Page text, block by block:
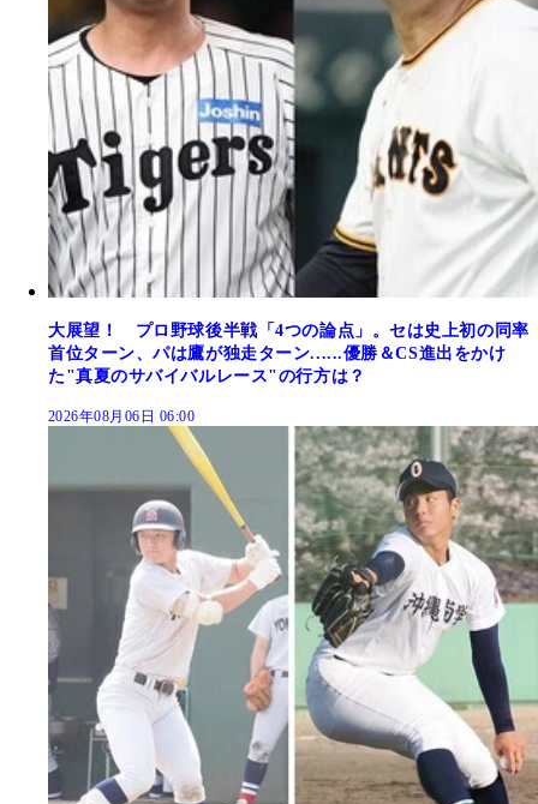
大展望！ プロ野球後半戦「4つの論点」。セは史上初の同率
首位ターン、パは鷹が独走ターン......優勝＆CS進出をかけ
た"真夏のサバイバルレース"の行方は？
2026年08月06日 06:00